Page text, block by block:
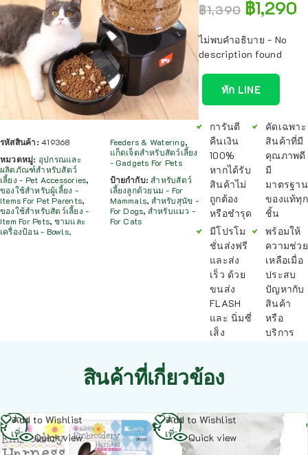
รหัสสินค้า:419368
หมวดหมู่: อุปกรณและ
ผลิตภัณฑ์สำหรับสัตว์
เลี้ยง - Pet Accessories,
ของใช้สำหรับผู้เลี้ยง -
Items For Pet Parents,
ของใช้สำหรับสัตว์เลี้ยง -
Item For Pets, ชามและ
เครื่องป้อน - Bowls,
Feeders & Watering,
แก็ดเจ็ตสำหรับสัตว์เลี้ยง
- Gadgets For Pets
ป้ายกำกับ:สำหรับสัตว์
เลี้ยงลูกด้วยนม - For
Mammals, สำหรับสุนัข -
For Dogs, สำหรับแมว -
For Cats
฿1,390 ฿1,290
ไม่พบคำอธิบาย - No
description found
ทัก LINE
การันตี
คืนเงิน
100%
หากได้รับ
สินค้าไม่
ถูกต้อง
หรือชำรุด
มีโปรโม
ชั่นส่งฟรี
และส่ง
เร็ว ด้วย
ขนส่ง
FLASH
และ นิ่มซี่
เส็ง
คัดเฉพาะ
สินค้าที่มี
คุณภาพดี
มี
มาตรฐาน
ของแท้ทุก
ชิ้น
พร้อมให้
ความช่วย
เหลือเมื่อ
ประสบ
ปัญหากับ
สินค้า
หรือ
บริการ
สินค้าที่เกี่ยวข้อง
Add to Wishlist
Quick view
อ่าน
เพิ่ม
Add to Wishlist
Quick view
อ่าน
เพิ่ม